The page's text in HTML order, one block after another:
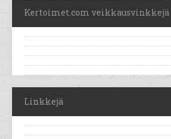
Kertoimet.com veikkausvinkkejä
Linkkejä